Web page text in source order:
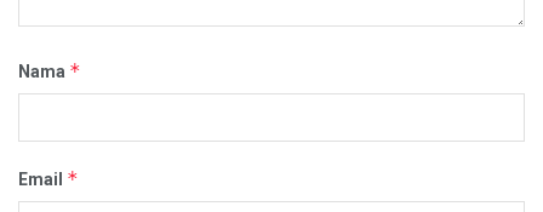
Nama *
Email *